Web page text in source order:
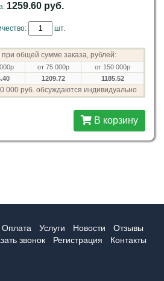
1259.60 руб.
шт.
общей сумме заказа, рублей:
от 75 000р
от 150 000р
1209.72 1185.52
000 руб. обсуждаются индивидуально
В корзину
Оплата Услуги Новости
Отзывы
звонок Регистрация Контакты